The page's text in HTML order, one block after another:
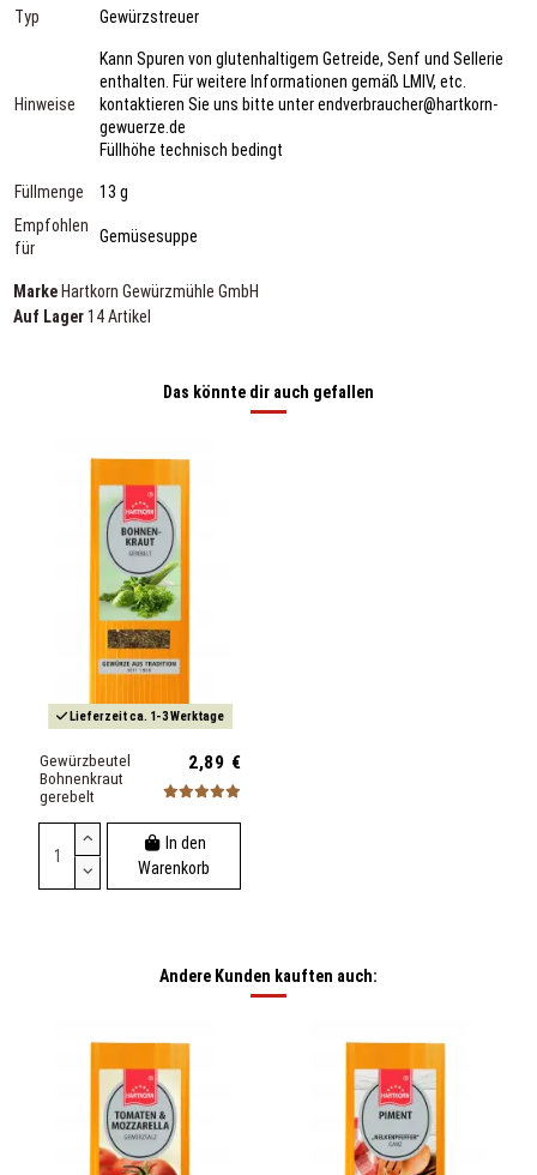
Typ Gewürzstreuer
Hinweise
Kann Spuren von glutenhaltigem Getreide, Senf und Sellerie
enthalten. Für weitere Informationen gemäß LMIV, etc.
kontaktieren Sie uns bitte unter endverbraucher@hartkorn-
gewuerze.de
Füllhöhe technisch bedingt
Füllmenge
13 g
Empfohlen
für
Gemüsesuppe
Marke Hartkorn Gewürzmühle GmbH
Auf Lager 14 Artikel
Das könnte dir auch gefallen
Lieferzeit ca. 1-3 Werktage
Gewürzbeutel
Bohnenkraut
gerebelt
2,89 €
In den
Warenkorb
Andere Kunden kauften auch: